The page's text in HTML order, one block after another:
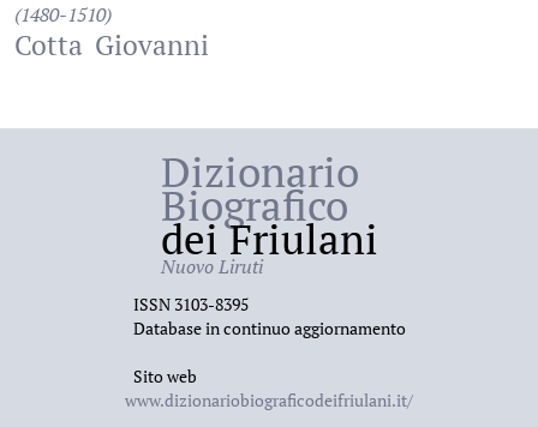
(1480-1510)
Cotta Giovanni
Dizionario
Biografico
dei Friulani
Nuovo Liruti
ISSN 3103-8395
Database in continuo aggiornamento
Sito web
www.dizionariobiograficodeifriulani.it/